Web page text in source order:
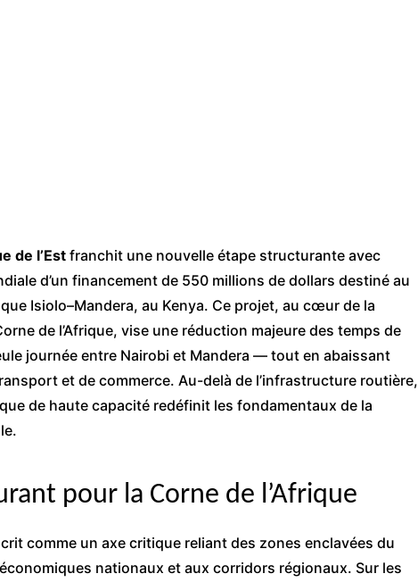
de l’Est franchit une nouvelle étape structurante avec
d’un financement de 550 millions de dollars destiné au
Isiolo–Mandera, au Kenya. Ce projet, au cœur de la
de l’Afrique, vise une réduction majeure des temps de
journée entre Nairobi et Mandera — tout en abaissant
et de commerce. Au-delà de l’infrastructure routière,
de haute capacité redéfinit les fondamentaux de la
pour la Corne de l’Afrique
comme un axe critique reliant des zones enclavées du
nationaux et aux corridors régionaux. Sur les